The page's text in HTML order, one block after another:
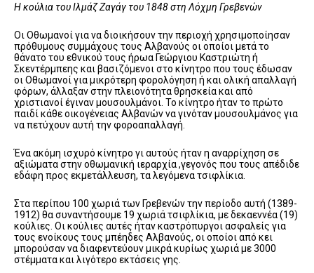
Η κούλια του Ιλμάζ Ζαγάγ του 1848 στη Λόχμη Γρεβενών
Οι Οθωμανοί για να διοικήσουν την περιοχή χρησιμοποίησαν
πρόθυμους συμμάχους τους Αλβανούς οι οποίοι μετά το
θάνατο του εθνικού τους ήρωα Γεώργιου Καστριώτη ή
Σκεντέρμπεης και βασιζόμενοι στο κίνητρο που τους έδωσαν
οι Οθωμανοί για μικρότερη φορολόγηση ή και ολική απαλλαγή
φόρων, άλλαξαν στην πλειονότητα θρησκεία και από
χριστιανοί έγιναν μουσουλμάνοι. Το κίνητρο ήταν το πρώτο
παιδί κάθε οικογένειας Αλβανών να γινόταν μουσουλμάνος για
να πετύχουν αυτή την φοροαπαλλαγή.
Ένα ακόμη ισχυρό κίνητρο γι αυτούς ήταν η αναρρίχηση σε
αξιώματα στην οθωμανική ιεραρχία ,γεγονός που τους απέδιδε
εδάφη προς εκμετάλλευση, τα λεγόμενα τσιφλίκια.
Στα περίπου 100 χωριά των Γρεβενών την περίοδο αυτή (1389-
1912) θα συναντήσουμε 19 χωριά τσιφλίκια, με δεκαεννέα (19)
κούλιες. Οι κούλιες αυτές ήταν καστρόπυργοι ασφαλείς για
τους ενοίκους τους μπέηδες Αλβανούς, οι οποίοι από κει
μπορούσαν να διαφεντεύουν μικρά κυρίως χωριά με 3000
στέμματα και λιγότερο εκτάσεις γης.